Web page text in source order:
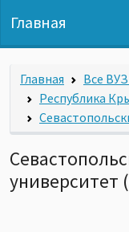
Главная
Главная
Все
Республика
университет